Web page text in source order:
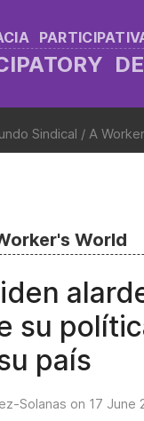
Sindical / A
World
su
país
Solanas on 17 June